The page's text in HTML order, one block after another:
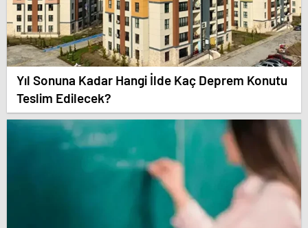
Yıl Sonuna Kadar Hangi İlde Kaç Deprem Konutu
Teslim Edilecek?